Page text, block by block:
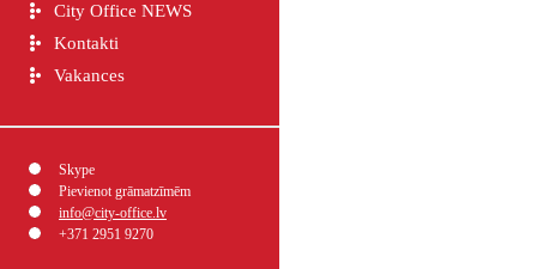
City Office NEWS
Kontakti
Vakances
Skype
Pievienot grāmatzīmēm
info@city-office.lv
+371 2951 9270